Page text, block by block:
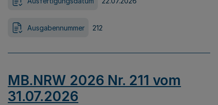
Ausgabennummer 212
MB.NRW 2026 Nr. 211 vom
31.07.2026